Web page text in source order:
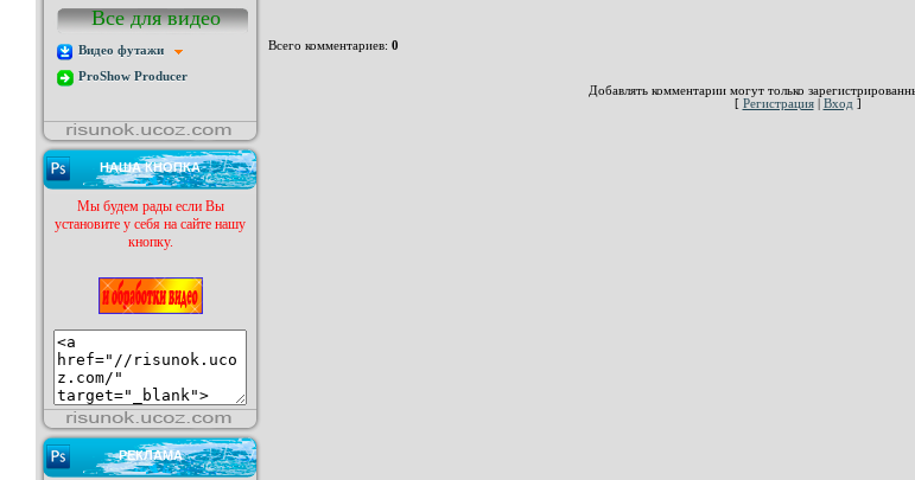
Все для видео
Видео футажи
ProShow Producer
НАША КНОПКА
Мы будем рады если Вы
установите у себя на сайте нашу
кнопку.
РЕКЛАМА
Всего комментариев: 0
Добавлять комментарии могут только
[ Регистрация| Вход ]